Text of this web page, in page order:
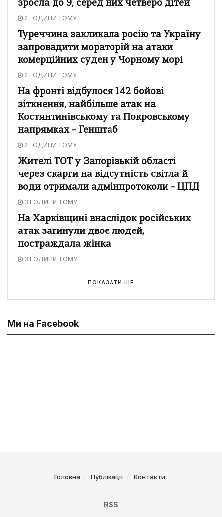
зросла до 9, серед них четверо дітей
2 ГОДИНИ ТОМУ
Туреччина закликала росію та Україну
запровадити мораторій на атаки
комерційних суден у Чорному морі
2 ГОДИНИ ТОМУ
На фронті відбулося 142 бойові
зіткнення, найбільше атак на
Костянтинівському та Покровському
напрямках – Генштаб
2 ГОДИНИ ТОМУ
Жителі ТОТ у Запорізькій області
через скарги на відсутність світла й
води отримали адмінпротоколи – ЦПД
3 ГОДИНИ ТОМУ
На Харківщині внаслідок російських
атак загинули двоє людей,
постраждала жінка
3 ГОДИНИ ТОМУ
ПОКАЗАТИ ЩЕ
Ми на Facebook
Головна Публікації Контакти
RSS